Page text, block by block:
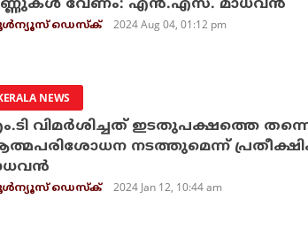
വേണം: എന്‍.എസ്. മാധവന്‍
ഡെസ്‌ക് 2024 Aug 04, 01:12 pm
NEWS
വിമർശിച്ചത് ഇടതുപക്ഷത്തെ
നടത്തുമെന്ന്
ഡെസ്‌ക് 2024 Jan 12, 10:44 am